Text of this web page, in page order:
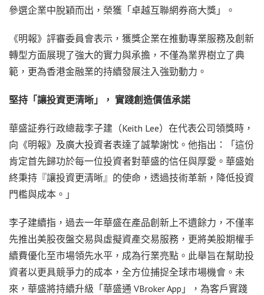
參選企業中脫穎而出，榮獲「卓越互聯網券商大獎」。
《明報》評審委員會表示，獲獎企業在推動專業服務及創新
轉型方面展現了強大的實力與承擔，不僅為業界樹立了典
範，更為香港金融業的持續發展注入強勁動力。
堅持「讓投資更清晰」， 實踐創造價值承諾
華盛証券行政總裁李子建（Keith Lee）在代表公司領獎時，
向《明報》及廣大投資者表達了誠摯謝忱。他指出：「這份
肯定首先歸功於每一位投資者對華盛的信任與厚愛。華盛始
終秉持『讓投資更清晰』的使命，透過技術革新，降低投資
門檻與成本。」
李子建續指，過去一年華盛在產品創新上不遺餘力，不僅率
先推出美股夜盤交易與虛擬資產交易服務，更將美股期權手
續費優化至市場領先水平，成為行業亮點。此舉旨在幫助投
資者以更具競爭力的成本，全方位捕捉全球市場機會。未
來，華盛將持續升級「華盛通 VBroker App」，為客戶實踐